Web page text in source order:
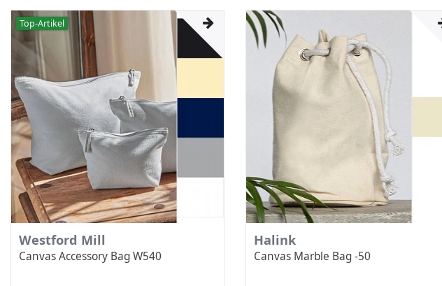
Top-Artikel
Westford Mill
Canvas Accessory Bag W540
Halink
Canvas Marble Bag -50